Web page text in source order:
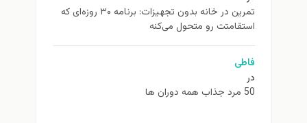
تمرین در خانه بدون تجهیزات: برنامه ۳۰ روزه‌ای که
استقامتت رو متحول می‌کنه
فاطی
در
50 مرد جذاب همه دوران ها